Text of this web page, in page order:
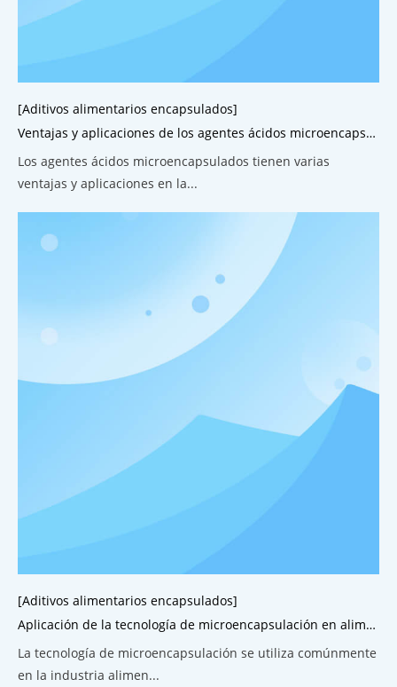
[Aditivos alimentarios encapsulados]
Ventajas y aplicaciones de los agentes ácidos microencapsulados.
Los agentes ácidos microencapsulados tienen varias
ventajas y aplicaciones en la...
[Aditivos alimentarios encapsulados]
Aplicación de la tecnología de microencapsulación en alimentos
La tecnología de microencapsulación se utiliza comúnmente
en la industria alimen...